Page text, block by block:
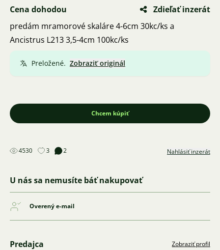
Cena dohodou
Zdieľať inzerát
predám mramorové skaláre 4-6cm 30kc/ks a
Ancistrus L213 3,5-4cm 100kc/ks
Preložené. Zobraziť originál
Chcem kúpiť
4530 3 2 Nahlásiť inzerát
U nás sa nemusíte báť nakupovať
Overený e-mail
Predajca Zobraziť profil